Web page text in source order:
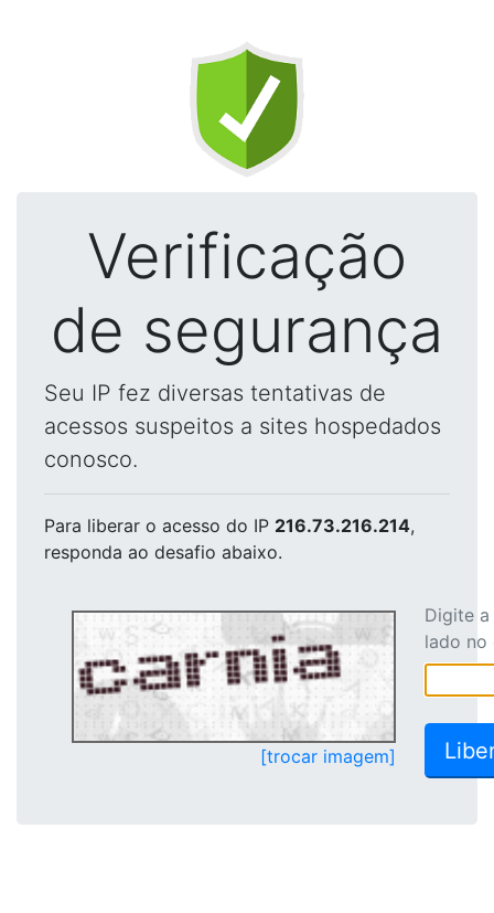
Verificação
de segurança
Seu IP fez diversas tentativas de
acessos suspeitos a sites hospedados
conosco.
Para liberar o acesso do IP 216.73.216.214,
responda ao desafio abaixo.
[trocar imagem]
Digite
lado no